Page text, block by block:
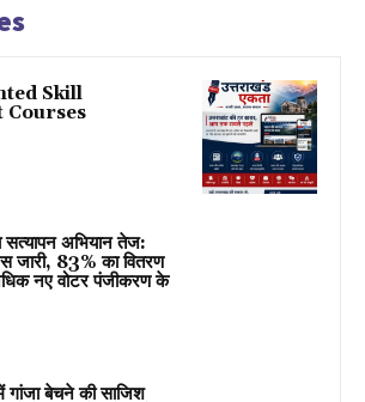
Skill
Courses
सत्यापन अभियान तेज:
जारी, 83% का वितरण
नए वोटर पंजीकरण के
गांजा बेचने की साजिश